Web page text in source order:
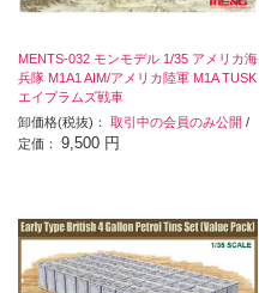
MENTS-032 モンモデル 1/35 アメリカ海
兵隊 M1A1 AIM/アメリカ陸軍 M1A TUSK
エイブラムズ戦車
卸価格(税抜)： 取引中の会員のみ公開 /
定価： 9,500 円